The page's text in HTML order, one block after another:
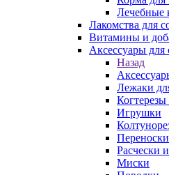
Лечебные
Лакомства для
Витамины и
Аксессуары для
Назад
Лежаки
Игрушки
Переноски
Расчески
Миски